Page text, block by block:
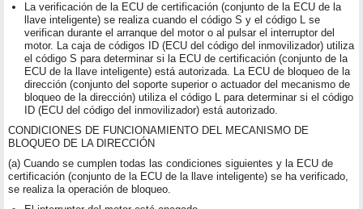
La verificación de la ECU de certificación (conjunto de la ECU de la
llave inteligente) se realiza cuando el código S y el código L se
verifican durante el arranque del motor o al pulsar el interruptor del
motor. La caja de códigos ID (ECU del código del inmovilizador) utiliza
el código S para determinar si la ECU de certificación (conjunto de la
ECU de la llave inteligente) está autorizada. La ECU de bloqueo de la
dirección (conjunto del soporte superior o actuador del mecanismo de
bloqueo de la dirección) utiliza el código L para determinar si el código
ID (ECU del código del inmovilizador) está autorizado.
CONDICIONES DE FUNCIONAMIENTO DEL MECANISMO DE
BLOQUEO DE LA DIRECCIÓN
(a) Cuando se cumplen todas las condiciones siguientes y la ECU de
certificación (conjunto de la ECU de la llave inteligente) se ha verificado,
se realiza la operación de bloqueo.